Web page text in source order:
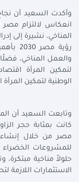
وأكدت السعيد أن
انعكاس لالتزام مصر
المناخي، نشيرة إلى
رؤية
والعمل المناخي،
لتمكين المرأة
الوطنية لتمكين المرأة
وتابعت السعيد أن
كانت بمثابة حجر
مصر من خلال
للمشروعات الخضراء
حلولاً مناخية
الاستثمارات